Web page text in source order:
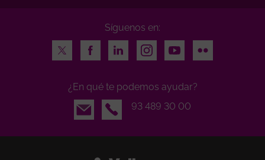
Síguenos en:
Twitter
FacebookLinkedInInstagramYoutubeFlickr
¿En qué te podemos ayudar?
Email
93 489 30 00